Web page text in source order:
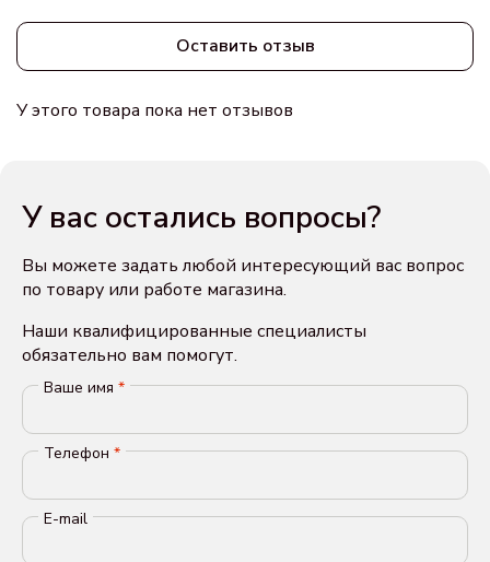
Оставить отзыв
У этого товара пока нет отзывов
У вас остались вопросы?
Вы можете задать любой интересующий вас вопрос
по товару или работе магазина.
Наши квалифицированные специалисты
обязательно вам помогут.
Ваше имя *
Телефон *
E-mail